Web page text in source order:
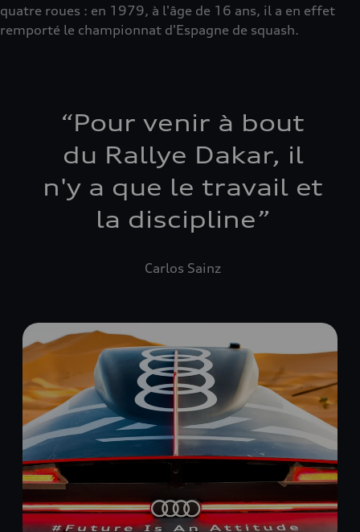
quatre roues : en 1979, à l'âge de 16 ans, il a en effet
remporté le championnat d'Espagne de squash.
“Pour venir à bout
du Rallye Dakar, il
n'y a que le travail et
la discipline”
Carlos Sainz